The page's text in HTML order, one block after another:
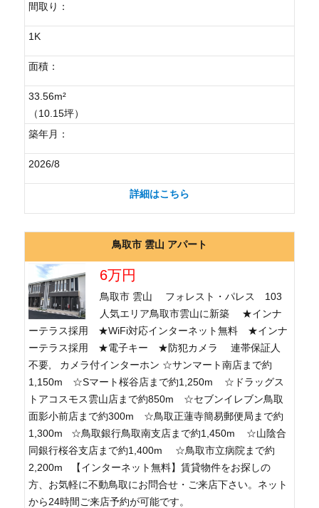
間取り：
1K
面積：
33.56m²
（10.15坪）
築年月：
2026/8
詳細はこちら
鳥取市 雲山 アパート
6万円
鳥取市 雲山 フォレスト・パレス 103
人気エリア鳥取市雲山に新築 ★インナ
ーテラス採用 ★WiFi対応インターネット無料 ★インナ
ーテラス採用 ★電子キー ★防犯カメラ 連帯保証人
不要, カメラ付インターホン ☆サンマート南店まで約
1,150m ☆Sマート桜谷店まで約1,250m ☆ドラッグス
トアコスモス雲山店まで約850m ☆セブンイレブン鳥取
面影小前店まで約300m ☆鳥取正蓮寺簡易郵便局まで約
1,300m ☆鳥取銀行鳥取南支店まで約1,450m ☆山陰合
同銀行桜谷支店まで約1,400m ☆鳥取市立病院まで約
2,200m 【インターネット無料】賃貸物件をお探しの
方、お気軽に不動鳥取にお問合せ・ご来店下さい。ネット
から24時間ご来店予約が可能です。